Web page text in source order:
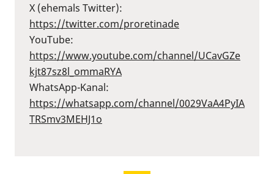
X (ehemals Twitter):
⁠https://twitter.com/proretinade⁠
YouTube:
⁠https://www.youtube.com/channel/UCavGZe
kjt87sz8l_ommaRYA⁠
WhatsApp-Kanal:
⁠https://whatsapp.com/channel/0029VaA4PyIA
TRSmv3MEHJ1o⁠